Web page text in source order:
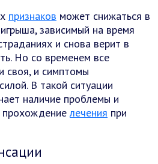
признаков может снижаться в
зависимый на время
и снова верит в
Но со временем все
своя, и симптомы
В такой ситуации
наличие проблемы и
прохождениелечения при